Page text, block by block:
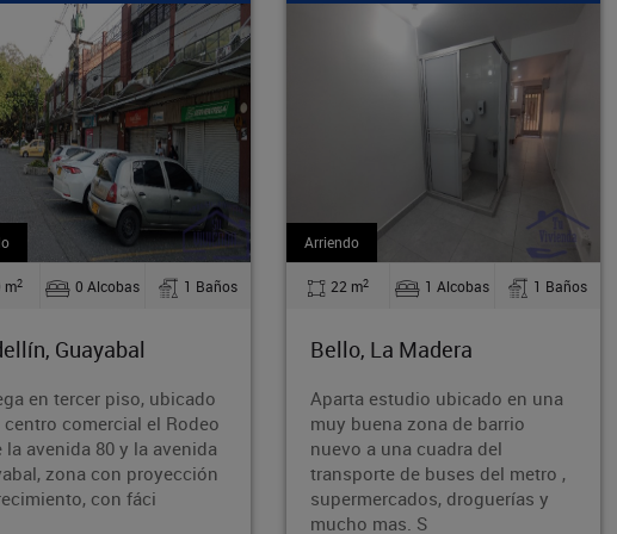
22 m 1 Alcobas 1 Baños
La Madera
estudio ubicado en una
buena zona de barrio
a una cuadra del
de buses del metro ,
droguerías y
Venta
71.60 m2 2 Alcobas 1 Baños
Medellín, Guayabal
Acogedor apartamento ubicado
en el sector de Cristo Rey, una
zona estratégica y de fácil
acceso. La propiedad cuenta
con 2 alcobas, 1 baño, y un
patio